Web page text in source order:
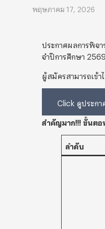
พฤษภาคม 17, 2026
ประกาศผลการพิจ
จําปีการศึกษา
ผู้สมัครสามารถเข้
Click ดูประก
สำคัญมาก!!! ขั้นตอ
ลำดับ